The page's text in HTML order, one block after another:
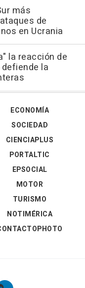
más
de
en Ucrania
la reacción de
la
ECONOMÍA
SOCIEDAD
CIENCIAPLUS
PORTALTIC
EPSOCIAL
MOTOR
TURISMO
NOTIMÉRICA